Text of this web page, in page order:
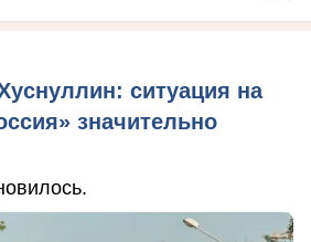
ситуация на
значительно